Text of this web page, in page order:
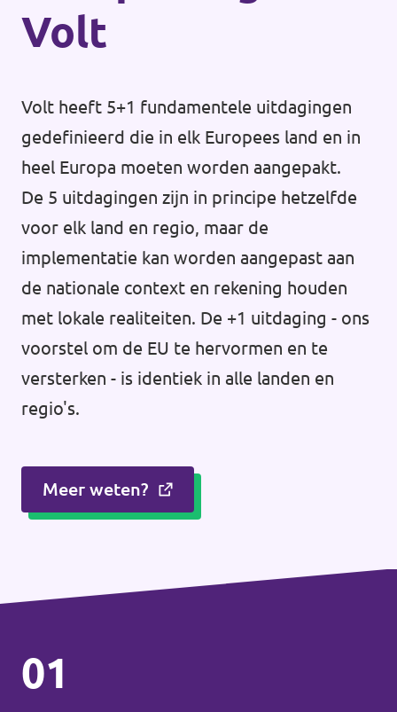
Volt
Volt heeft 5+1 fundamentele uitdagingen
gedefinieerd die in elk Europees land en in
heel Europa moeten worden aangepakt.
De 5 uitdagingen zijn in principe hetzelfde
voor elk land en regio, maar de
implementatie kan worden aangepast aan
de nationale context en rekening houden
met lokale realiteiten. De +1 uitdaging - ons
voorstel om de EU te hervormen en te
versterken - is identiek in alle landen en
regio's.
Meer weten?
01